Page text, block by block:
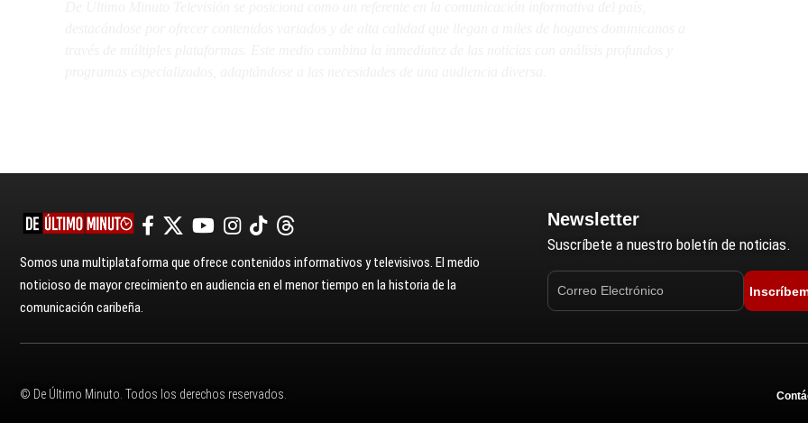
Somos una multiplataforma que ofrece contenidos informativos y televisivos. El medio
noticioso de mayor crecimiento en audiencia en el menor tiempo en la historia de la
comunicación caribeña.
Newsletter
Suscríbete a nuestro boletín de noticias.
© De Último Minuto. Todos los derechos reservados.